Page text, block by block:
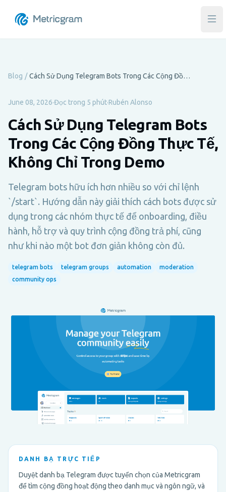
Mở
Blog / Cách Sử Dụng Telegram Bots Trong Các Cộng Đồng Thực Tế, Không Chỉ Trong Demo
June 08, 2026·Đọc trong 5 phút·Rubén Alonso
Cách Sử Dụng Telegram Bots
Trong Các Cộng Đồng Thực Tế,
Không Chỉ Trong Demo
Telegram bots hữu ích hơn nhiều so với chỉ lệnh
`/start`. Hướng dẫn này giải thích cách bots được sử
dụng trong các nhóm thực tế để onboarding, điều
hành, hỗ trợ và quy trình cộng đồng trả phí, cũng
như khi nào một bot đơn giản không còn đủ.
telegram bots telegram groups automation
moderation
community ops
DANH BẠ TRỰC TIẾP
Duyệt danh bạ Telegram được tuyển chọn của Metricgram
để tìm cộng đồng hoạt động theo danh mục và ngôn ngữ, và